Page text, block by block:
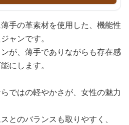
手の革素材を使用した、機能性
ャンです。
が、薄手でありながらも存在感
にします。
ではの軽やかさが、女性の魅力
とのバランスも取りやすく、